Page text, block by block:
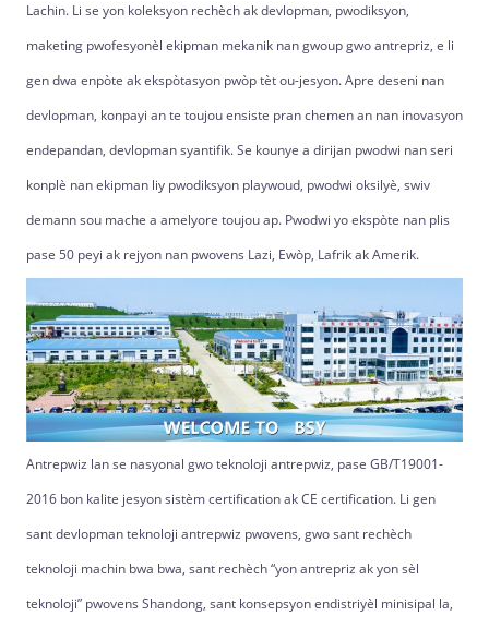
Lachin. Li se yon koleksyon rechèch ak devlopman, pwodiksyon,
maketing pwofesyonèl ekipman mekanik nan gwoup gwo antrepriz, e li
gen dwa enpòte ak ekspòtasyon pwòp tèt ou-jesyon. Apre deseni nan
devlopman, konpayi an te toujou ensiste pran chemen an nan inovasyon
endepandan, devlopman syantifik. Se kounye a dirijan pwodwi nan seri
konplè nan ekipman liy pwodiksyon playwoud, pwodwi oksilyè, swiv
demann sou mache a amelyore toujou ap. Pwodwi yo ekspòte nan plis
pase 50 peyi ak rejyon nan pwovens Lazi, Ewòp, Lafrik ak Amerik.
Antrepwiz lan se nasyonal gwo teknoloji antrepwiz, pase GB/T19001-
2016 bon kalite jesyon sistèm certification ak CE certification. Li gen
sant devlopman teknoloji antrepwiz pwovens, gwo sant rechèch
teknoloji machin bwa bwa, sant rechèch “yon antrepriz ak yon sèl
teknoloji” pwovens Shandong, sant konsepsyon endistriyèl minisipal la,